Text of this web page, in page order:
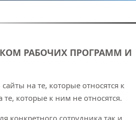
РАБОЧИХ ПРОГРАММ И
на те, которые относятся к
которые к ним не относятся.
конкретного сотрудника так и